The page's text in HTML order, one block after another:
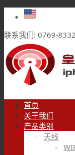
联系我们: 0769-
首页
关于我们
产品类别
天线